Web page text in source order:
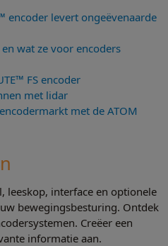
encoder levert ongeëvenaarde
wat ze voor encoders
FS encoder
met lidar
met de ATOM
leeskop, interface en optionele
bewegingsbesturing. Ontdek
Creëer een
informatie aan.